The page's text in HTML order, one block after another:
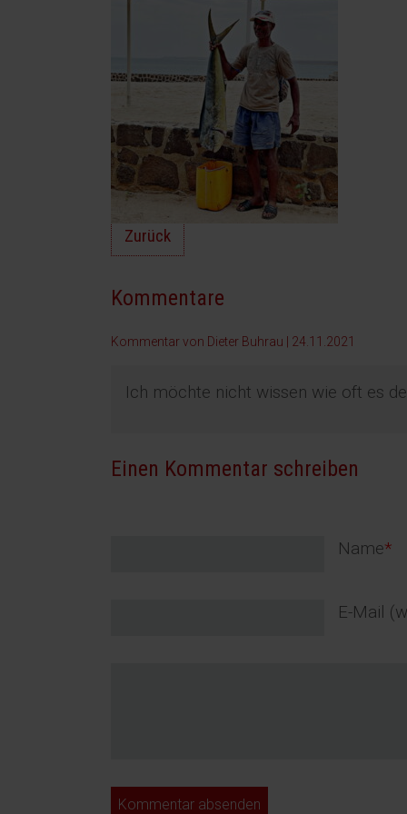
Zurück
Kommentare
Kommentar von Dieter Buhrau | 24.11.2021
Ich möchte nicht wissen wie oft es
Einen Kommentar schreiben
Pflichtfeld
Name*
E-Mail
Kommentar absenden